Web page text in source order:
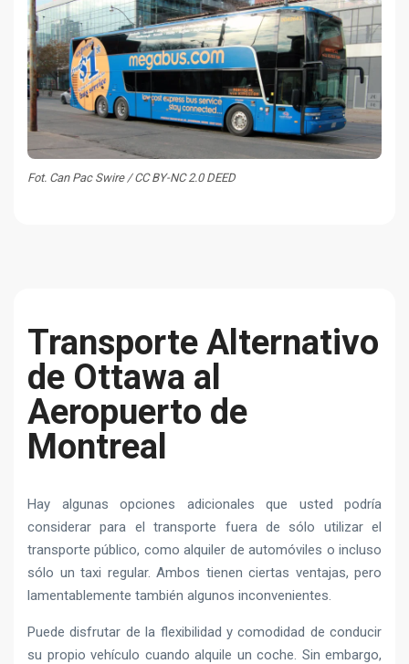
Fot. Can Pac Swire / CC BY-NC 2.0 DEED
Transporte Alternativo
de Ottawa al
Aeropuerto de
Montreal
Hay algunas opciones adicionales que usted podría
considerar para el transporte fuera de sólo utilizar el
transporte público, como alquiler de automóviles o incluso
sólo un taxi regular. Ambos tienen ciertas ventajas, pero
lamentablemente también algunos inconvenientes.
Puede disfrutar de la flexibilidad y comodidad de conducir
su propio vehículo cuando alquile un coche. Sin embargo,